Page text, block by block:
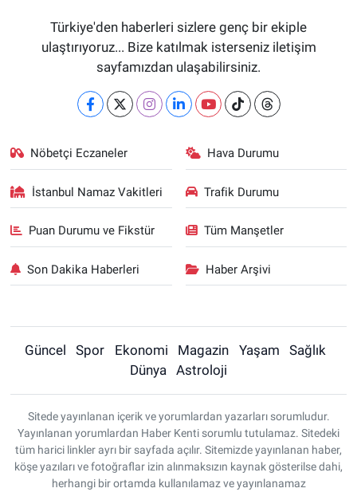
Türkiye'den haberleri sizlere genç bir ekiple
ulaştırıyoruz... Bize katılmak isterseniz iletişim
sayfamızdan ulaşabilirsiniz.
Nöbetçi Eczaneler Hava Durumu
İstanbul Namaz Vakitleri Trafik Durumu
Puan Durumu ve Fikstür Tüm Manşetler
Son Dakika Haberleri Haber Arşivi
Güncel Spor Ekonomi Magazin Yaşam
Sağlık
Dünya
Astroloji
Sitede yayınlanan içerik ve yorumlardan yazarları sorumludur.
Yayınlanan yorumlardan Haber Kenti sorumlu tutulamaz. Sitedeki
tüm harici linkler ayrı bir sayfada açılır. Sitemizde yayınlanan haber,
köşe yazıları ve fotoğraflar izin alınmaksızın kaynak gösterilse dahi,
herhangi bir ortamda kullanılamaz ve yayınlanamaz